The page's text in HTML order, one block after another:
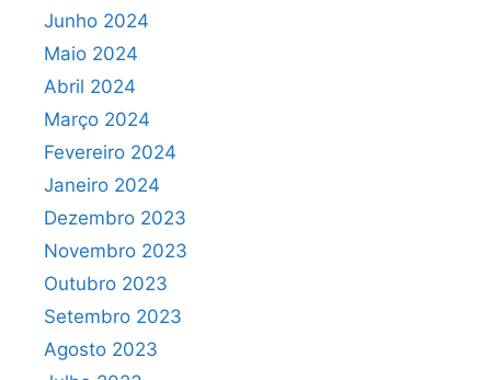
Junho 2024
Maio 2024
Abril 2024
Março 2024
Fevereiro 2024
Janeiro 2024
Dezembro 2023
Novembro 2023
Outubro 2023
Setembro 2023
Agosto 2023